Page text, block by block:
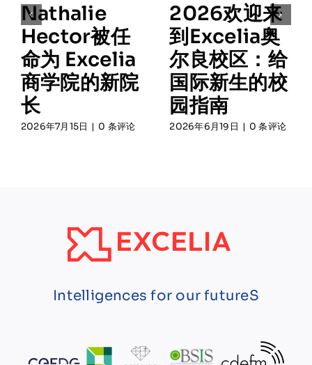
Nathalie
Hector被任
命为 Excelia
商学院的新院
长
2026年7月15日 | 0 条评论
2026欢迎来
到Excelia奥
尔良校区：给
国际新生的校
园指南
2026年6月19日 | 0 条评论
Intelligences for our futureS